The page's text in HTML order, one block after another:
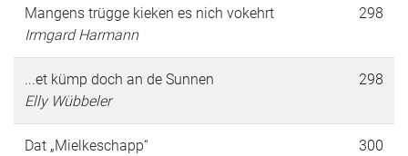
Mangens trügge kieken es nich vokehrt
Irmgard Harmann
298
...et kümp doch an de Sunnen
Elly Wübbeler
298
Dat „Mielkeschapp“
300